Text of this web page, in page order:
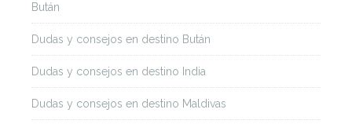
Bután
Dudas y consejos en destino Bután
Dudas y consejos en destino India
Dudas y consejos en destino Maldivas